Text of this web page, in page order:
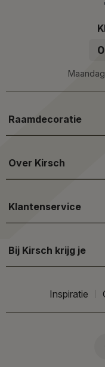
Raamdecoratie
Over Kirsch
Klantenservice
Bij Kirsch krijg je
Inspiratie